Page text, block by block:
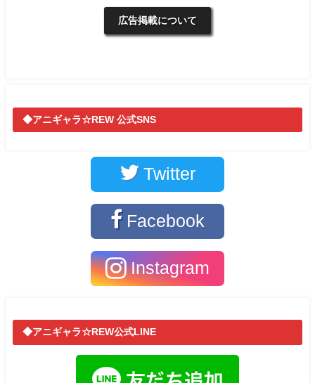
広告掲載について
◆アニギャラ☆REW 公式SNS
Twitter
Facebook
Instagram
◆アニギャラ☆REW公式LINE